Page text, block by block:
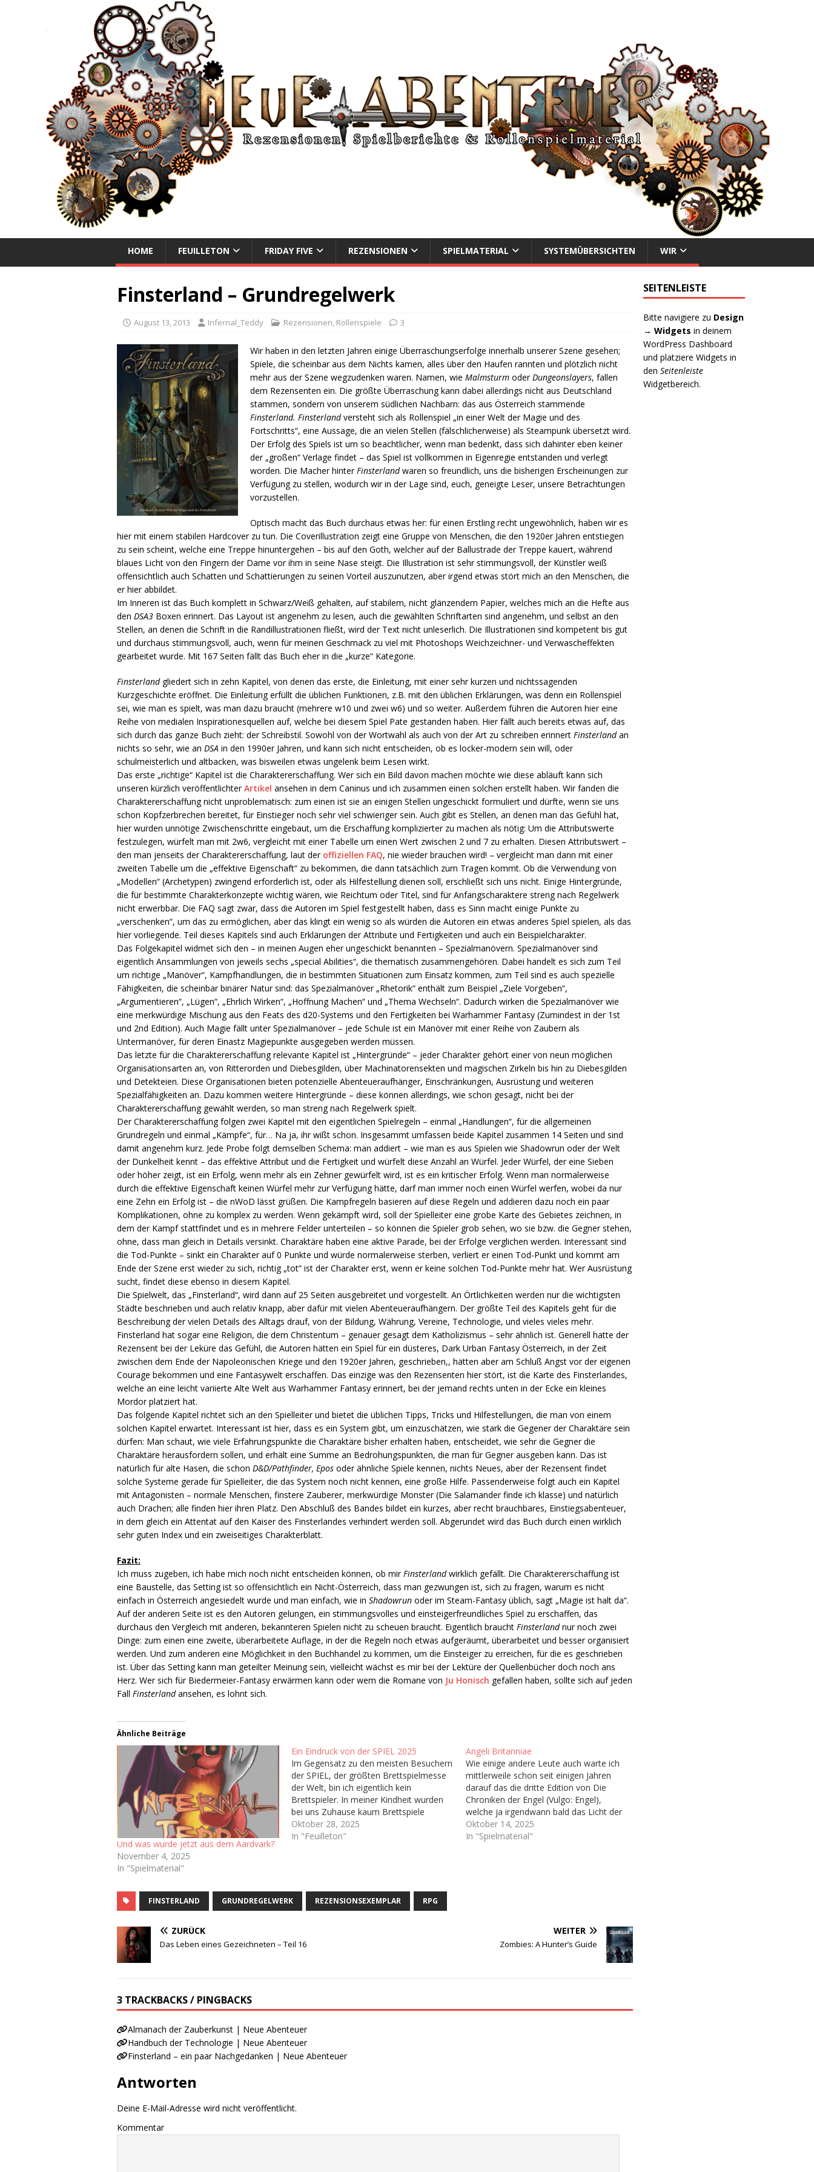
NEUE ABENTEUER
HOME FEUILLETON FRIDAY FIVE REZENSIONEN SPIELMATERIAL SYSTEMÜBERSICHTEN WIR
Finsterland – Grundregelwerk
August 13, 2013 Infernal_Teddy Rezensionen, Rollenspiele 3
Wir haben in den letzten Jahren einige Überraschungserfolge innerhalb unserer Szene gesehen;
Spiele, die scheinbar aus dem Nichts kamen, alles über den Haufen rannten und plötzlich nicht
mehr aus der Szene wegzudenken waren. Namen, wieMalmsturm oderDungeonslayers, fallen
dem Rezensenten ein. Die größte Überraschung kann dabei allerdings nicht aus Deutschland
stammen, sondern von unserem südlichen Nachbarn: das aus Österreich stammende
Finsterland. Finsterlandversteht sich als Rollenspiel „in einer Welt der Magie und des
Fortschritts“, eine Aussage, die an vielen Stellen (fälschlicherweise) als Steampunk übersetzt wird.
Der Erfolg des Spiels ist um so beachtlicher, wenn man bedenkt, dass sich dahinter eben keiner
der „großen“ Verlage findet – das Spiel ist vollkommen in Eigenregie entstanden und verlegt
worden. Die Macher hinterFinsterlandwaren so freundlich, uns die bisherigen Erscheinungen zur
Verfügung zu stellen, wodurch wir in der Lage sind, euch, geneigte Leser, unsere Betrachtungen
vorzustellen.
Optisch macht das Buch durchaus etwas her: für einen Erstling recht ungewöhnlich, haben wir es
hier mit einem stabilen Hardcover zu tun. Die Coverillustration zeigt eine Gruppe von Menschen, die den 1920er Jahren entstiegen
zu sein scheint, welche eine Treppe hinuntergehen – bis auf den Goth, welcher auf der Ballustrade der Treppe kauert, während
blaues Licht von den Fingern der Dame vor ihm in seine Nase steigt. Die Illustration ist sehr stimmungsvoll, der Künstler weiß
offensichtlich auch Schatten und Schattierungen zu seinen Vorteil auszunutzen, aber irgend etwas stört mich an den Menschen, die
er hier abbildet.
Im Inneren ist das Buch komplett in Schwarz/Weiß gehalten, auf stabilem, nicht glänzendem Papier, welches mich an die Hefte aus
denDSA3 Boxen erinnert. Das Layout ist angenehm zu lesen, auch die gewählten Schriftarten sind angenehm, und selbst an den
Stellen, an denen die Schrift in die Randillustrationen fließt, wird der Text nicht unleserlich. Die Illustrationen sind kompetent bis gut
und durchaus stimmungsvoll, auch, wenn für meinen Geschmack zu viel mit Photoshops Weichzeichner- und Verwascheffekten
gearbeitet wurde. Mit 167 Seiten fällt das Buch eher in die „kurze“ Kategorie.
Finsterlandgliedert sich in zehn Kapitel, von denen das erste, die Einleitung, mit einer sehr kurzen und nichtssagenden
Kurzgeschichte eröffnet. Die Einleitung erfüllt die üblichen Funktionen, z.B. mit den üblichen Erklärungen, was denn ein Rollenspiel
sei, wie man es spielt, was man dazu braucht (mehrere w10 und zwei w6) und so weiter. Außerdem führen die Autoren hier eine
Reihe von medialen Inspirationesquellen auf, welche bei diesem Spiel Pate gestanden haben. Hier fällt auch bereits etwas auf, das
sich durch das ganze Buch zieht: der Schreibstil. Sowohl von der Wortwahl als auch von der Art zu schreiben erinnertFinsterlandan
nichts so sehr, wie an DSA in den 1990er Jahren, und kann sich nicht entscheiden, ob es locker-modern sein will, oder
schulmeisterlich und altbacken, was bisweilen etwas ungelenk beim Lesen wirkt.
Das erste „richtige“ Kapitel ist die Charaktererschaffung. Wer sich ein Bild davon machen möchte wie diese abläuft kann sich
unseren kürzlich veröffentlichterArtikel ansehen in dem Caninus und ich zusammen einen solchen erstellt haben. Wir fanden die
Charaktererschaffung nicht unproblematisch: zum einen ist sie an einigen Stellen ungeschickt formuliert und dürfte, wenn sie uns
schon Kopfzerbrechen bereitet, für Einstieger noch sehr viel schwieriger sein. Auch gibt es Stellen, an denen man das Gefühl hat,
hier wurden unnötige Zwischenschritte eingebaut, um die Erschaffung komplizierter zu machen als nötig: Um die Attributswerte
festzulegen, würfelt man mit 2w6, vergleicht mit einer Tabelle um einen Wert zwischen 2 und 7 zu erhalten. Diesen Attributswert –
den man jenseits der Charaktererschaffung, laut der offiziellen FAQ, nie wieder brauchen wird! – vergleicht man dann mit einer
zweiten Tabelle um die „effektive Eigenschaft“ zu bekommen, die dann tatsächlich zum Tragen kommt. Ob die Verwendung von
„Modellen“ (Archetypen) zwingend erforderlich ist, oder als Hilfestellung dienen soll, erschließt sich uns nicht. Einige Hintergründe,
die für bestimmte Charakterkonzepte wichtig wären, wie Reichtum oder Titel, sind für Anfangscharaktere streng nach Regelwerk
nicht erwerbbar. Die FAQ sagt zwar, dass die Autoren im Spiel festgestellt haben, dass es Sinn macht einige Punkte zu
„verschenken“, um das zu ermöglichen, aber das klingt ein wenig so als würden die Autoren ein etwas anderes Spiel spielen, als das
hier vorliegende. Teil dieses Kapitels sind auch Erklärungen der Attribute und Fertigkeiten und auch ein Beispielcharakter.
Das Folgekapitel widmet sich den – in meinen Augen eher ungeschickt benannten – Spezialmanövern. Spezialmanöver sind
eigentlich Ansammlungen von jeweils sechs „special Abilities“, die thematisch zusammengehören. Dabei handelt es sich zum Teil
um richtige „Manöver“, Kampfhandlungen, die in bestimmten Situationen zum Einsatz kommen, zum Teil sind es auch spezielle
Fähigkeiten, die scheinbar binärer Natur sind: das Spezialmanöver „Rhetorik“ enthält zum Beispiel „Ziele Vorgeben“,
„Argumentieren“, „Lügen“, „Ehrlich Wirken“, „Hoffnung Machen“ und „Thema Wechseln“. Dadurch wirken die Spezialmanöver wie
eine merkwürdige Mischung aus den Feats des d20-Systems und den Fertigkeiten bei Warhammer Fantasy (Zumindest in der 1st
und 2nd Edition). Auch Magie fällt unter Spezialmanöver – jede Schule ist ein Manöver mit einer Reihe von Zaubern als
Untermanöver, für deren Einastz Magiepunkte ausgegeben werden müssen.
Das letzte für die Charaktererschaffung relevante Kapitel ist „Hintergründe“ – jeder Charakter gehört einer von neun möglichen
Organisationsarten an, von Ritterorden und Diebesgilden, über Machinatorensekten und magischen Zirkeln bis hin zu Diebesgilden
und Detekteien. Diese Organisationen bieten potenzielle Abenteueraufhänger, Einschränkungen, Ausrüstung und weiteren
Spezialfähigkeiten an. Dazu kommen weitere Hintergründe – diese können allerdings, wie schon gesagt, nicht bei der
Charaktererschaffung gewählt werden, so man streng nach Regelwerk spielt.
Der Charaktererschaffung folgen zwei Kapitel mit den eigentlichen Spielregeln – einmal „Handlungen“, für die allgemeinen
Grundregeln und einmal „Kämpfe“, für… Na ja, ihr wißt schon. Insgesammt umfassen beide Kapitel zusammen 14 Seiten und sind
damit angenehm kurz. Jede Probe folgt demselben Schema: man addiert – wie man es aus Spielen wie Shadowrun oder der Welt
der Dunkelheit kennt – das effektive Attribut und die Fertigkeit und würfelt diese Anzahl an Würfel. Jeder Würfel, der eine Sieben
oder höher zeigt, ist ein Erfolg, wenn mehr als ein Zehner gewürfelt wird, ist es ein kritischer Erfolg. Wenn man normalerweise
durch die effektive Eigenschaft keinen Würfel mehr zur Verfügung hätte, darf man immer noch einen Würfel werfen, wobei da nur
eine Zehn ein Erfolg ist – die nWoD lässt grüßen. Die Kampfregeln basieren auf diese Regeln und addieren dazu noch ein paar
Komplikationen, ohne zu komplex zu werden. Wenn gekämpft wird, soll der Spielleiter eine grobe Karte des Gebietes zeichnen, in
dem der Kampf stattfindet und es in mehrere Felder unterteilen – so können die Spieler grob sehen, wo sie bzw. die Gegner stehen,
ohne, dass man gleich in Details versinkt. Charaktäre haben eine aktive Parade, bei der Erfolge verglichen werden. Interessant sind
die Tod-Punkte – sinkt ein Charakter auf 0 Punkte und würde normalerweise sterben, verliert er einen Tod-Punkt und kommt am
Ende der Szene erst wieder zu sich, richtig „tot“ ist der Charakter erst, wenn er keine solchen Tod-Punkte mehr hat. Wer Ausrüstung
sucht, findet diese ebenso in diesem Kapitel.
Die Spielwelt, das „Finsterland“, wird dann auf 25 Seiten ausgebreitet und vorgestellt. An Örtlichkeiten werden nur die wichtigsten
Städte beschrieben und auch relativ knapp, aber dafür mit vielen Abenteueraufhängern. Der größte Teil des Kapitels geht für die
Beschreibung der vielen Details des Alltags drauf, von der Bildung, Währung, Vereine, Technologie, und vieles vieles mehr.
Finsterland hat sogar eine Religion, die dem Christentum – genauer gesagt dem Katholizismus – sehr ähnlich ist. Generell hatte der
Rezensent bei der Leküre das Gefühl, die Autoren hätten ein Spiel für ein düsteres, Dark Urban Fantasy Österreich, in der Zeit
zwischen dem Ende der Napoleonischen Kriege und den 1920er Jahren, geschrieben,, hätten aber am Schluß Angst vor der eigenen
Courage bekommen und eine Fantasywelt erschaffen. Das einzige was den Rezensenten hier stört, ist die Karte des Finsterlandes,
welche an eine leicht variierte Alte Welt aus Warhammer Fantasy erinnert, bei der jemand rechts unten in der Ecke ein kleines
Mordor platziert hat.
Das folgende Kapitel richtet sich an den Spielleiter und bietet die üblichen Tipps, Tricks und Hilfestellungen, die man von einem
solchen Kapitel erwartet. Interessant ist hier, dass es ein System gibt, um einzuschätzen, wie stark die Gegener der Charaktäre sein
dürfen: Man schaut, wie viele Erfahrungspunkte die Charaktäre bisher erhalten haben, entscheidet, wie sehr die Gegner die
Charaktäre herausfordern sollen, und erhält eine Summe an Bedrohungspunkten, die man für Gegner ausgeben kann. Das ist
natürlich für alte Hasen, die schon D&D/Pathfinder, Epos oder ähnliche Spiele kennen, nichts Neues, aber der Rezensent findet
solche Systeme gerade für Spielleiter, die das System noch nicht kennen, eine große Hilfe. Passenderweise folgt auch ein Kapitel
mit Antagonisten – normale Menschen, finstere Zauberer, merkwürdige Monster (Die Salamander finde ich klasse) und natürlich
auch Drachen; alle finden hier ihren Platz. Den Abschluß des Bandes bildet ein kurzes, aber recht brauchbares, Einstiegsabenteuer,
in dem gleich ein Attentat auf den Kaiser des Finsterlandes verhindert werden soll. Abgerundet wird das Buch durch einen wirklich
sehr guten Index und ein zweiseitiges Charakterblatt.
Fazit:
Ich muss zugeben, ich habe mich noch nicht entscheiden können, ob mirFinsterlandwirklich gefällt. Die Charaktererschaffung ist
eine Baustelle, das Setting ist so offensichtlich ein Nicht-Österreich, dass man gezwungen ist, sich zu fragen, warum es nicht
einfach in Österreich angesiedelt wurde und man einfach, wie inShadowrun oder im Steam-Fantasy üblich, sagt „Magie ist halt da“.
Auf der anderen Seite ist es den Autoren gelungen, ein stimmungsvolles und einsteigerfreundliches Spiel zu erschaffen, das
durchaus den Vergleich mit anderen, bekannteren Spielen nicht zu scheuen braucht. Eigentlich braucht Finsterlandnur noch zwei
Dinge: zum einen eine zweite, überarbeitete Auflage, in der die Regeln noch etwas aufgeräumt, überarbeitet und besser organisiert
werden. Und zum anderen eine Möglichkeit in den Buchhandel zu kommen, um die Einsteiger zu erreichen, für die es geschrieben
ist. Über das Setting kann man geteilter Meinung sein, vielleicht wächst es mir bei der Lektüre der Quellenbücher doch noch ans
Herz. Wer sich für Biedermeier-Fantasy erwärmen kann oder wem die Romane von Ju Honisch gefallen haben, sollte sich auf jeden
FallFinsterlandansehen, es lohnt sich.
Ähnliche Beiträge
Und was wurde jetzt aus dem Aardvark?
November 4, 2025
In "Spielmaterial"
Ein Eindruck von der SPIEL 2025
Im Gegensatz zu den meisten Besuchern
der SPIEL, der größten Brettspielmesse
der Welt, bin ich eigentlich kein
Brettspieler. In meiner Kindheit wurden
bei uns Zuhause kaum Brettspiele
gespielt abseits von ab und an Risiko
oder Monopoly, dementsprechend habe
Oktober 28, 2025
In "Feuilleton"
Angeli Britanniae
Wie einige andere Leute auch warte ich
mittlerweile schon seit einigen Jahren
darauf das die dritte Edition von Die
Chroniken der Engel (Vulgo: Engel),
welche ja irgendwann bald das Licht der
Welt erblicken soll. Hoffentlich. Immerhin
haben wir ja schon ein Playtest-
Oktober 14, 2025
In "Spielmaterial"
FINSTERLAND GRUNDREGELWERK REZENSIONSEXEMPLAR RPG
ZURÜCK
Das Leben eines Gezeichneten – Teil 16
WEITER
Zombies: A Hunter’s Guide
3 TRACKBACKS / PINGBACKS
Almanach der Zauberkunst | Neue Abenteuer
Handbuch der Technologie | Neue Abenteuer
Finsterland – ein paar Nachgedanken | Neue Abenteuer
Antworten
Deine E-Mail-Adresse wird nicht veröffentlicht.
Kommentar
SEITENLEISTE
Bitte navigiere zu Design
→ Widgets in deinem
WordPress Dashboard
und platziere Widgets in
denSeitenleiste
Widgetbereich.